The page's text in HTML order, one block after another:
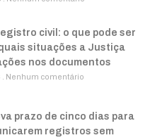
civil: o que pode ser
situações a Justiça
nos documentos
Nenhum comentário
prazo de cinco dias para
registros sem